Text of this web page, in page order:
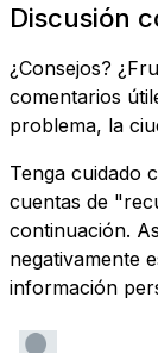
Discusión
¿Consejos?
comentarios
problema, la
Tenga cuidado
cuentas de
continuación.
negativamente
información